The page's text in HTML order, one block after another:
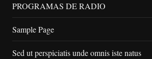
PROGRAMAS DE RADIO
Sample Page
Sed ut perspiciatis unde omnis iste natus